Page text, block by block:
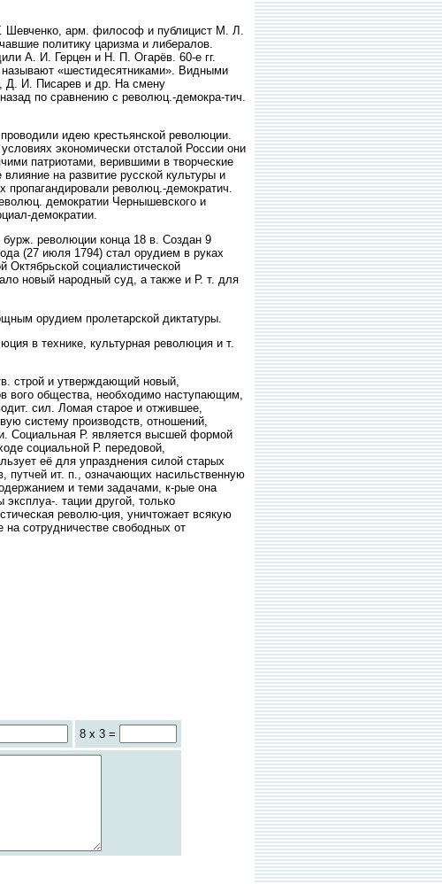
Шевченко, арм. философ и публицист М. Л.
политику царизма и либералов.
А. И. Герцен и Н. П. Огарёв. 60-е гг.
называют «шестидесятниками». Видными
Д. И. Писарев и др. На смену
по сравнению с революц.-демокра-тич.
идею крестьянской революции.
экономически отсталой России они
патриотами, верившими в творческие
на развитие русской культуры и
революц.-демократич.
демократии Чернышевского и
демократии.
революции конца 18 в. Создан 9
(27 июля 1794) стал орудием в руках
социалистической
новый народный суд, а также и Р. т. для
орудием пролетарской диктатуры.
в технике, культурная революция и т.
строй и утверждающий новый,
вого общества, необходимо наступающим,
сил. Ломая старое и отжившее,
систему производств, отношений,
Социальная Р. является высшей формой
социальной Р. передовой,
её для упразднения силой старых
путчей ит. п., означающих насильственную
и теми задачами, к-рые она
. тации другой, только
револю-ция, уничтожает всякую
на сотрудничестве свободных от
8 x 3 =